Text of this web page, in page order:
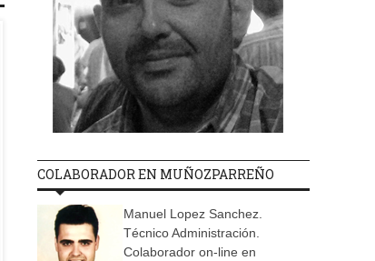
COLABORADOR EN MUÑOZPARREÑO
Manuel Lopez Sanchez.
Técnico Administración.
Colaborador on-line en